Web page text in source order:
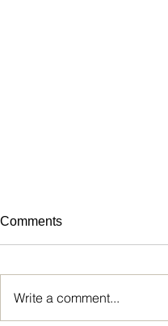
Comments
Write a comment...